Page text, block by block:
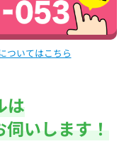
ついてはこちら
は
伺いします！